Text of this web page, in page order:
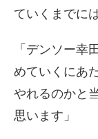
ていくまでに
「デンソー幸
めていくにあ
やれるのかと
思います」